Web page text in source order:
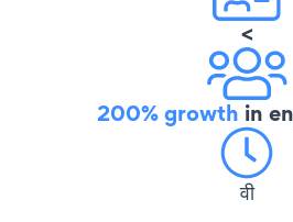
<
200% growth in
वी